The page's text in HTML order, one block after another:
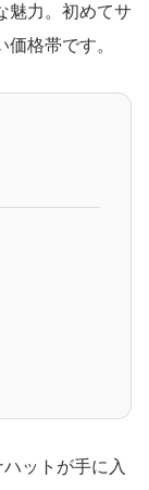
魅力。初めてサ
格帯です。
ットが手に入